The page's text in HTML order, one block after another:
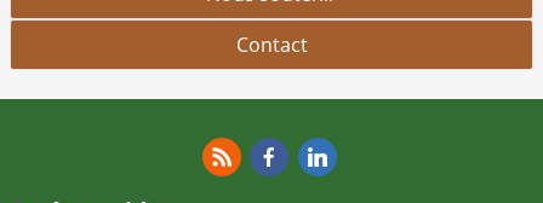
Contact